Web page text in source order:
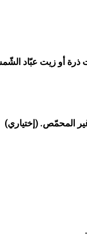
ذرة أو زيت عبّاد
المحمّص. (إختياري)